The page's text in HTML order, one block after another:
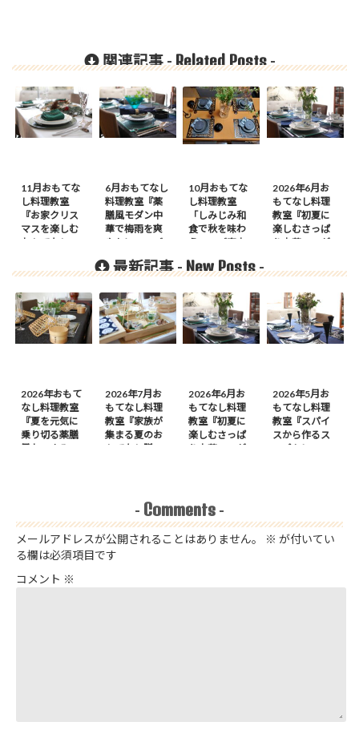
関連記事 -Related Posts-
11月おもてな
し料理教室
『お家クリス
マスを楽しむ
おもてなし』
6月おもてなし
料理教室『薬
膳風モダン中
華で梅雨を爽
やかに』のご
10月おもてな
し料理教室
「しみじみ和
食で秋を味わ
う」のご案内
2026年6月お
もてなし料理
教室『初夏に
楽しむさっぱ
り中華』のが
最新記事 -New Posts-
2026年おもて
なし料理教室
『夏を元気に
乗り切る薬膳
風おつまみ
2026年7月お
もてなし料理
教室『家族が
集まる夏のお
もてなし膳』
2026年6月お
もてなし料理
教室『初夏に
楽しむさっぱ
り中華』のが
2026年5月お
もてなし料理
教室『スパイ
スから作るス
ープカレーの
- Comments -
メールアドレスが公開されることはありません。 ※ が付いてい
る欄は必須項目です
コメント ※